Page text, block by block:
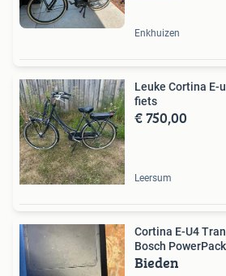
Enkhuizen
Leuke Cortina E-
fiets
€ 750,00
Leersum
Cortina E-U4
Bosch
Bieden